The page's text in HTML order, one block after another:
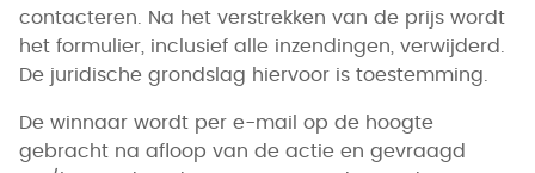
contacteren. Na het verstrekken van de prijs wordt
het formulier, inclusief alle inzendingen, verwijderd.
De juridische grondslag hiervoor is toestemming.
De winnaar wordt per e-mail op de hoogte
gebracht na afloop van de actie en gevraagd